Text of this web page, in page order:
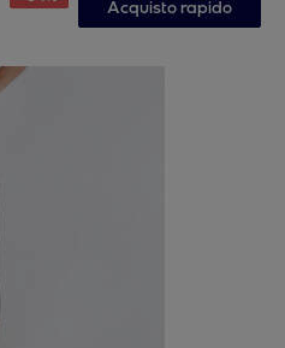
Acquisto rapido